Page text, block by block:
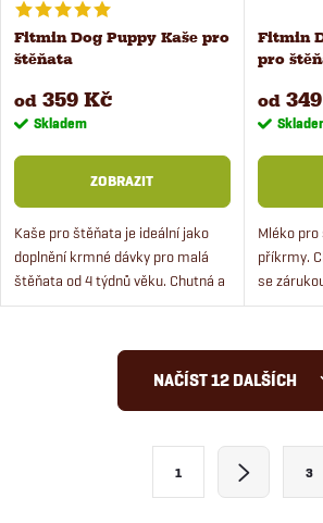
Fitmin Dog Puppy Kaše pro
štěňata
od 359 Kč
Skladem
ZOBRAZIT
Kaše pro štěňata je ideální jako
doplnění krmné dávky pro malá
štěňata od 4 týdnů věku. Chutná a
dobře stravitelná kaše, která je i
Fitmin
pro
od
Mléko
příkrmy.
se
NAČÍST 12 DALŠÍCH
1 3